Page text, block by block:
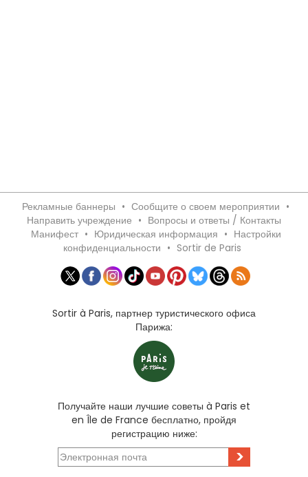
Рекламные баннеры • Сообщите о своем мероприятии •
Направить учреждение • Вопросы и ответы / Контакты
Манифест • Юридическая информация • Настройки
конфиденциальности • Sortir de Paris
Sortir à Paris, партнер туристического офиса
Парижа:
Получайте наши лучшие советы à Paris et
en Île de France бесплатно, пройдя
регистрацию ниже:
>